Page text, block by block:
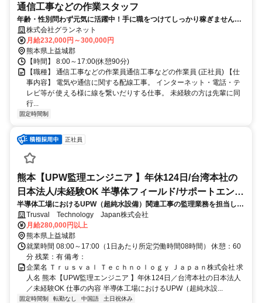
通信工事などの作業スタッフ
年齢・性別問わず元気に活躍中！手に職をつけてしっかり稼ぎません
か!!株式会社グランネット
月給232,000円～300,000円
熊本県上益城郡
【時間】 8:00～17:00(休憩90分)
【職種】 通信工事などの作業員通信工事などの作業員 (正社員) 【仕
事内容】 電気や通信に関する配線工事。 インターネット・電話・テ
レビ等が 使える様に線を繋いだりする仕事。 未経験の方は先輩に同
行...
固定時間制
正社員
熊本【UPW監理エンジニア 】年休124日/台湾本社の
日本法人/未経験OK 半導体フィールド/サポートエンジ
ニア
半導体工場におけるUPW（超純水設備）関連工事の監理業務を担当して
いただきます。主に工程管理・品質管理および協力会社との調整業務な
どを行います。
Trusval Technology Japan株式会社
月給280,000円以上
熊本県上益城郡
就業時間 08:00～17:00（1日あたり所定労働時間08時間） 休憩：60
分 残業：有 備考：
企業名 Ｔｒｕｓｖａｌ Ｔｅｃｈｎｏｌｏｇｙ Ｊａｐａｎ株式会社 求
人名 熊本【UPW監理エンジニア 】年休124日／台湾本社の日本法人
／未経験OK 仕事の内容 半導体工場におけるUPW（超純水設...
固定時間制 転勤なし 中国語 土日祝休み